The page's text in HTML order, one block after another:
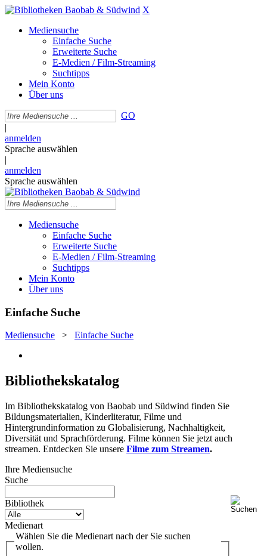
X
Mediensuche
Einfache Suche
Erweiterte Suche
E-Medien / Film-Streaming
Suchtipps
Mein Konto
Über uns
GO
|
anmelden
Sprache auswählen
|
anmelden
Sprache auswählen
Mediensuche
Einfache Suche
Erweiterte Suche
E-Medien / Film-Streaming
Suchtipps
Mein Konto
Über uns
Einfache Suche
Mediensuche > Einfache Suche
Bibliothekskatalog
Im Bibliothekskatalog von Baobab und Südwind finden Sie
Bildungsmaterialien, Kinderliteratur, Filme und
Hintergrundinformation zu Globalisierung, Nachhaltigkeit,
Diversität und Sprachförderung. Filme können Sie jetzt auch
streamen. Entdecken Sie unsere Filme zum Streamen.
Ihre Mediensuche
Suche
Bibliothek
Medienart
Wählen Sie die Medienart nach der Sie suchen
wollen.